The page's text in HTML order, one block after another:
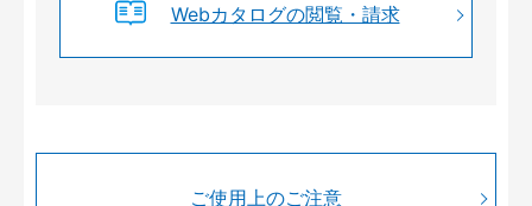
Webカタログの閲覧・請求
ご使用上のご注意